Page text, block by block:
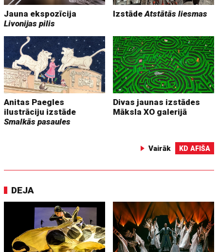
Jauna ekspozīcija
Livonijas pilis
IzstādeAtstātās liesmas
Anitas Paegles
ilustrāciju izstāde
Smalkās pasaules
Divas jaunas izstādes
Māksla XO galerijā
Vairāk KD AFIŠA
DEJA